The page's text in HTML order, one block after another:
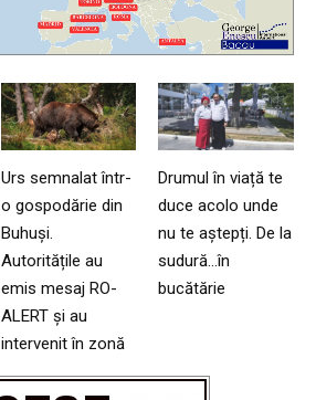
Urs semnalat într-
o gospodărie din
Buhuși.
Autoritățile au
emis mesaj RO-
ALERT și au
intervenit în zonă
Drumul în viață te
duce acolo unde
nu te aștepți. De la
sudură…în
bucătărie